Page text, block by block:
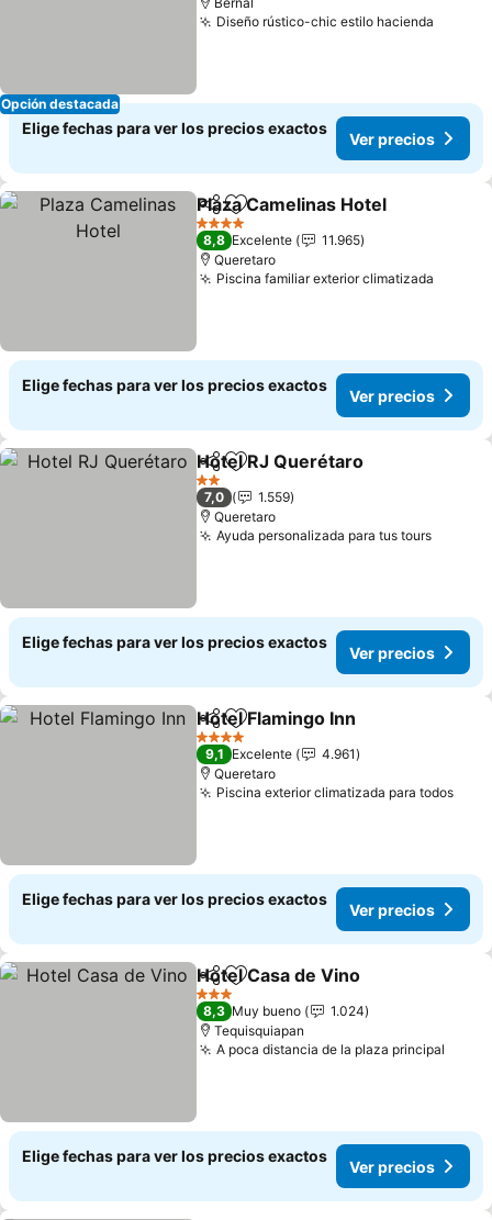
Opción destacada
Diseño rústico-chic estilo hacienda
Elige fechas para ver los precios exactos
Ver precios
CompartirAgregar a favoritos
Plaza Camelinas Hotel
4 Estrellas
8,8 Excelente
11.965
Queretaro
Piscina familiar exterior climatizada
Elige fechas para ver los precios exactos
Ver precios
CompartirAgregar a favoritos
Hotel RJ Querétaro
2 Estrellas
7,0
1.559
Queretaro
Ayuda personalizada para tus tours
Elige fechas para ver los precios exactos
Ver precios
CompartirAgregar a favoritos
Hotel Flamingo Inn
4 Estrellas
9,1 Excelente
4.961
Queretaro
Piscina exterior climatizada para todos
Elige fechas para ver los precios exactos
Ver precios
CompartirAgregar a favoritos
Hotel Casa de Vino
3 Estrellas
8,3 Muy bueno
1.024
Tequisquiapan
A poca distancia de la plaza principal
Elige fechas para ver los precios exactos
Ver precios